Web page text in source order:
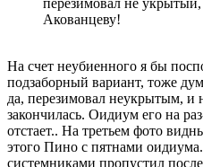
перезимовал не
Акованцеву!
На счет неубиенного я бы
подзаборный вариант, тоже
да, перезимовал неукрытым, и
закончилась. Оидиум его на
отстает.. На третьем фото
этого Пино с пятнами
системниками пропустил